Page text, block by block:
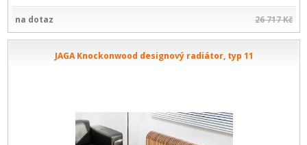
na dotaz 26 717 Kč
JAGA Knockonwood designový radiátor, typ 11